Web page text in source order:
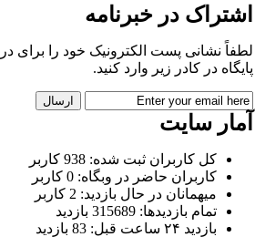
در خبرنامه
نشانی پست الکترونیک خود را برای
در کادر زیر وارد کنید.
سایت
کل کاربران ثبت شده: 938 کاربر
کاربران حاضر در وبگاه: 0 کاربر
میهمانان در حال بازدید: 2 کاربر
تمام بازدید‌ها: 315689 بازدید
بازدید ۲۴ ساعت قبل: 83 بازدید